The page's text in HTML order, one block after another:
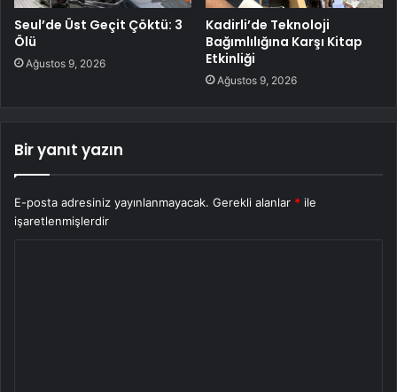
Seul’de Üst Geçit Çöktü: 3
Ölü
Ağustos 9, 2026
Kadirli’de Teknoloji
Bağımlılığına Karşı Kitap
Etkinliği
Ağustos 9, 2026
Bir yanıt yazın
E-posta adresiniz yayınlanmayacak. Gerekli alanlar * ile
işaretlenmişlerdir